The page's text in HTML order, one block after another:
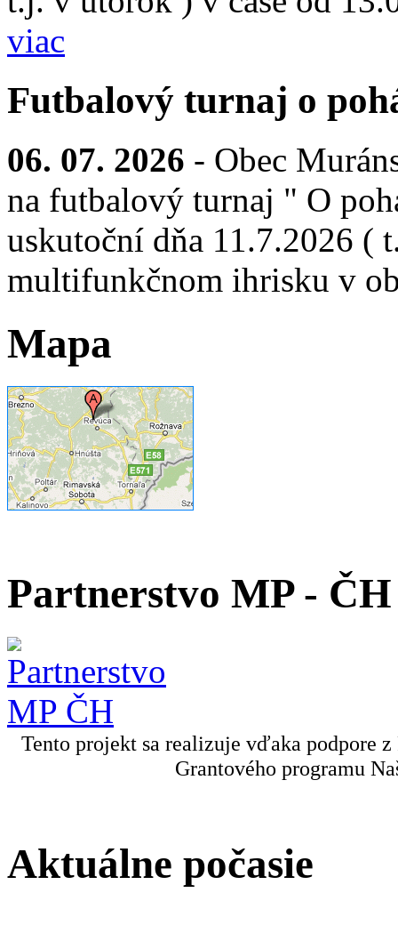
viac
Futbalový turnaj o
06. 07. 2026 - Obec
na futbalový turnaj " O
uskutoční dňa 11.7.2026 (
multifunkčnom ihrisku v
Mapa
Partnerstvo MP - ČH
Tento projekt sa realizuje vďaka podpore
Grantového programu
Aktuálne počasie